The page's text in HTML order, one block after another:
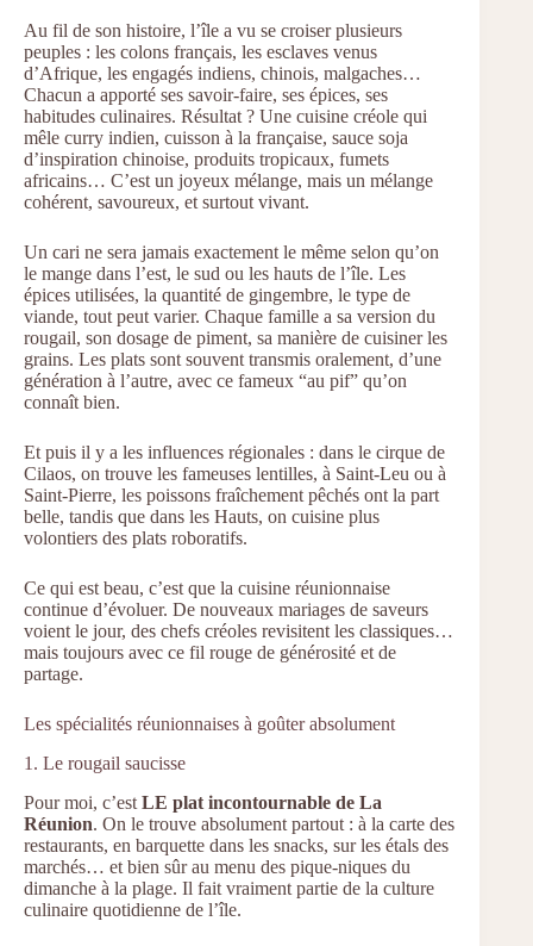
Au fil de son histoire, l’île a vu se croiser plusieurs
peuples : les colons français, les esclaves venus
d’Afrique, les engagés indiens, chinois, malgaches…
Chacun a apporté ses savoir-faire, ses épices, ses
habitudes culinaires. Résultat ? Une cuisine créole qui
mêle curry indien, cuisson à la française, sauce soja
d’inspiration chinoise, produits tropicaux, fumets
africains… C’est un joyeux mélange, mais un mélange
cohérent, savoureux, et surtout vivant.
Un cari ne sera jamais exactement le même selon qu’on
le mange dans l’est, le sud ou les hauts de l’île. Les
épices utilisées, la quantité de gingembre, le type de
viande, tout peut varier. Chaque famille a sa version du
rougail, son dosage de piment, sa manière de cuisiner les
grains. Les plats sont souvent transmis oralement, d’une
génération à l’autre, avec ce fameux “au pif” qu’on
connaît bien.
Et puis il y a les influences régionales : dans le cirque de
Cilaos, on trouve les fameuses lentilles, à Saint-Leu ou à
Saint-Pierre, les poissons fraîchement pêchés ont la part
belle, tandis que dans les Hauts, on cuisine plus
volontiers des plats roboratifs.
Ce qui est beau, c’est que la cuisine réunionnaise
continue d’évoluer. De nouveaux mariages de saveurs
voient le jour, des chefs créoles revisitent les classiques…
mais toujours avec ce fil rouge de générosité et de
partage.
Les spécialités réunionnaises à goûter absolument
1. Le rougail saucisse
Pour moi, c’est LE plat incontournable de La
Réunion. On le trouve absolument partout : à la carte des
restaurants, en barquette dans les snacks, sur les étals des
marchés… et bien sûr au menu des pique-niques du
dimanche à la plage. Il fait vraiment partie de la culture
culinaire quotidienne de l’île.